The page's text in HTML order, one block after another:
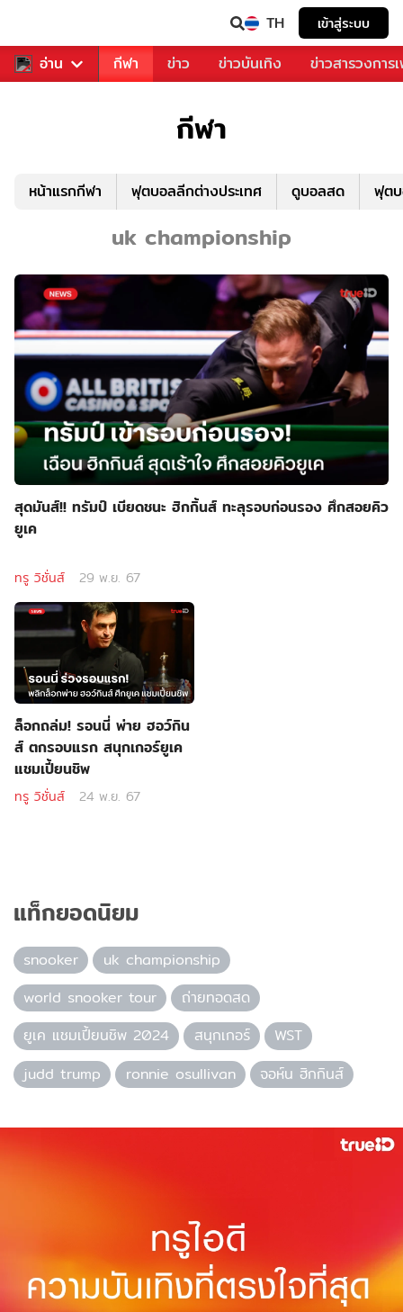
TH เข้าสู่ระบบ
อ่าน
สำหรับคุณ กีฬา ข่าว ข่าวบันเทิง ข่าวสารวงการ
กีฬา
หน้าแรกกีฬา ฟุตบอลลีกต่างประเทศ ดูบอลสด ฟุต
uk championship
สุดมันส์!! ทรัมป์ เบียดชนะ ฮิกกิ้นส์ ทะลุรอบก่อนรอง ศึกสอยคิว
ยูเค
ทรู วิชั่นส์ 29 พ.ย. 67
ล็อกถล่ม! รอนนี่ พ่าย ฮอว์กิน
ส์ ตกรอบแรก สนุกเกอร์ยูเค
แชมเปี้ยนชิพ
ทรู วิชั่นส์ 24 พ.ย. 67
แท็กยอดนิยม
snooker
uk championship
world snooker tour
ถ่ายทอดสด
ยูเค แชมเปี้ยนชิพ 2024
สนุกเกอร์
WST
judd trump
ronnie osullivan จอห์น ฮิกกินส์